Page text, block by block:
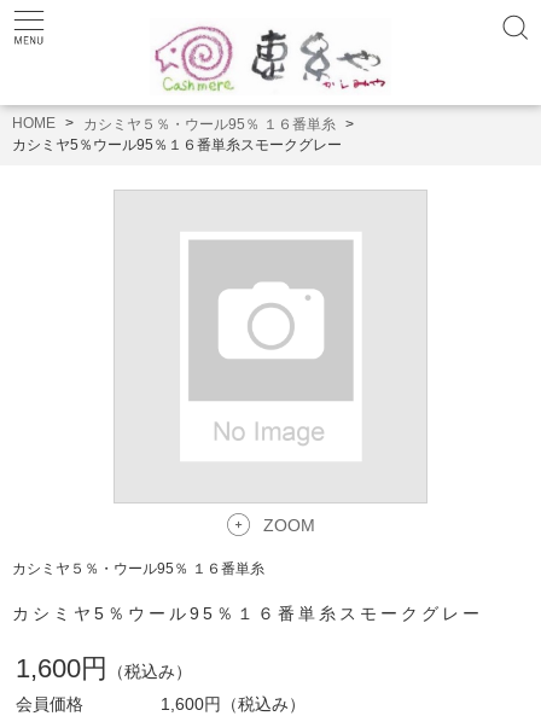
HOME
カシミヤ５％・ウール95％ １６番単糸
カシミヤ5％ウール95％１６番単糸スモークグレー
ZOOM
カシミヤ５％・ウール95％ １６番単糸
カシミヤ5％ウール95％１６番単糸スモークグレー
1,600円
（税込み）
会員価格
1,600円
（税込み）